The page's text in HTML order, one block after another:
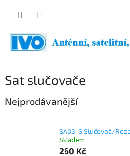
Sat slučovače
Nejprodávanější
SA03-S Slučovač/
Skladem
260 Kč